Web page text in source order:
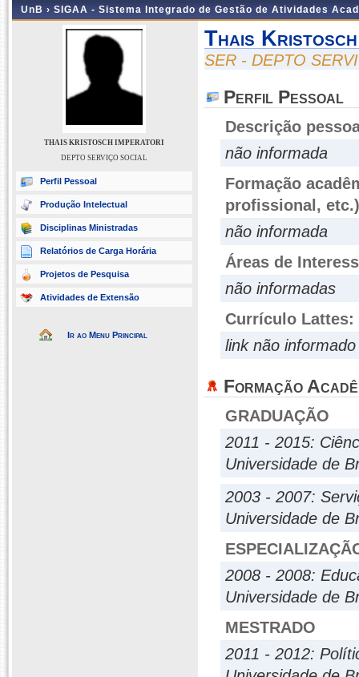
UnB › SIGAA - Sistema Integrado de Gestão de Atividades
THAIS KRISTOSCH IMPERATORI
DEPTO SERVIÇO SOCIAL
Perfil Pessoal
Produção Intelectual
Disciplinas Ministradas
Relatórios de Carga Horária
Projetos de Pesquisa
Atividades de Extensão
Ir ao Menu Principal
Thais
SER - DEPTO
Perfil Pessoal
Descrição
não informada
Formação
profissional, etc.)
não informada
Áreas de
não informadas
Currículo Lattes:
link não informado
Formação
GRADUAÇÃO
2011 - 2015:
Universidade de
2003 - 2007:
Universidade de
2008 - 2008:
Universidade de
MESTRADO
2011 - 2012: